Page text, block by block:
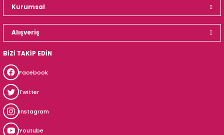
Kurumsal
Alışveriş
BİZİ TAKİP EDİN
Facebook
Twitter
Instagram
Youtube